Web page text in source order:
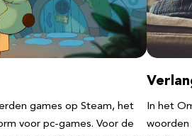
games op Steam, het
voor pc-games. Voor de
In het
woorden